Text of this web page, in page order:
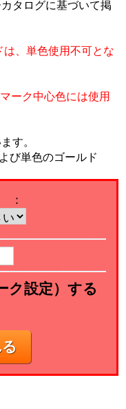
タログに基づいて掲
、単色使用不可とな
ーク中心色には使用
す。
単色のゴールド
) ：
ク設定）する